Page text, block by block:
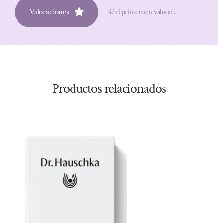
Valoraciones Sé el primero en valorar.
Productos relacionados